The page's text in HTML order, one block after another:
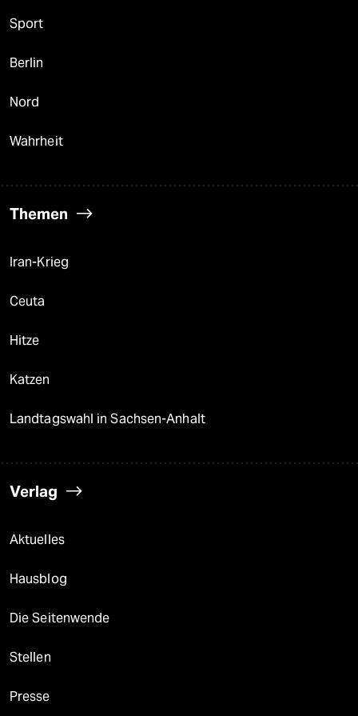
Sport
Berlin
Nord
Wahrheit
Themen
Iran-Krieg
Ceuta
Hitze
Katzen
Landtagswahl in Sachsen-Anhalt
Verlag
Aktuelles
Hausblog
Die Seitenwende
Stellen
Presse